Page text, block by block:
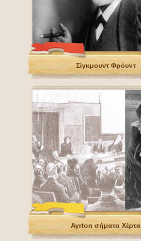
Σίγκμουντ Φρόυντ
Ayrton σήματα Χέρτα